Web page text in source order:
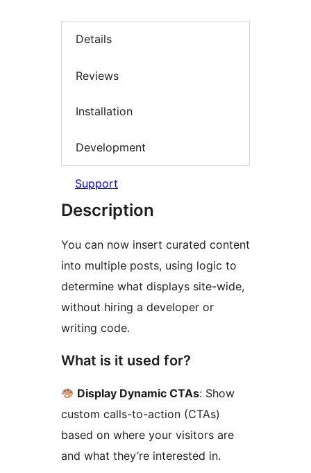
Details
Reviews
Installation
Development
Support
Description
You can now insert curated content
into multiple posts, using logic to
determine what displays site-wide,
without hiring a developer or
writing code.
What is it used for?
Display Dynamic CTAs: Show
custom calls-to-action (CTAs)
based on where your visitors are
and what they’re interested in.